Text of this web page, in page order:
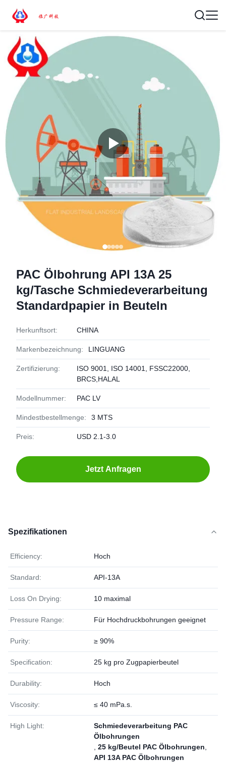
PAC Ölbohrung API 13A 25
kg/Tasche Schmiedeverarbeitung
Standardpapier in Beuteln
Herkunftsort: CHINA
Markenbezeichnung: LINGUANG
Zertifizierung:
ISO 9001, ISO 14001, FSSC22000,
BRCS,HALAL
Modellnummer: PAC LV
Mindestbestellmenge: 3 MTS
Preis: USD 2.1-3.0
Jetzt Anfragen
Spezifikationen
Efficiency: Hoch
Standard: API-13A
Loss On Drying: 10 maximal
Pressure Range: Für Hochdruckbohrungen geeignet
Purity: ≥ 90%
Specification: 25 kg pro Zugpapierbeutel
Durability: Hoch
Viscosity: ≤ 40 mPa.s.
High Light:
Schmiedeverarbeitung PAC
Ölbohrungen
25 kg/Beutel PAC Ölbohrungen
API 13A PAC Ölbohrungen